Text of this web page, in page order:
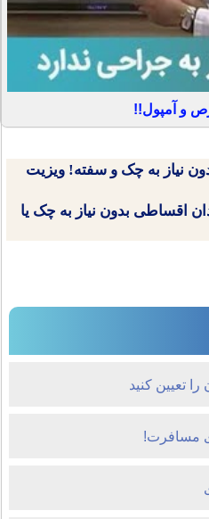
و آمپول!!
نیاز به چک و سفته! ویزیت
اقساطی بدون نیاز به چک یا
تعیین کنید